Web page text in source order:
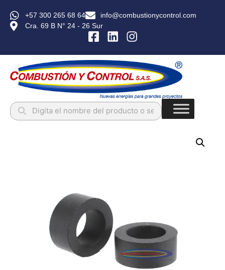
+57 300 265 68 64
info@combustionycontrol.com
Cra. 69 B N° 24 - 26 Sur